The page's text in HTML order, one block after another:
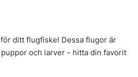
ditt flugfiske! Dessa flugor är
och larver - hitta din favorit